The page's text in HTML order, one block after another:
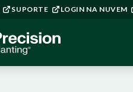
SUPORTE LOGIN NA NUVEM